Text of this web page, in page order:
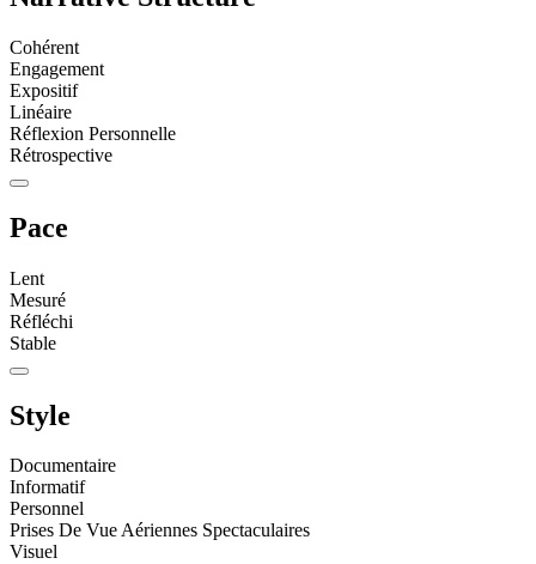
Cohérent
Engagement
Expositif
Linéaire
Réflexion Personnelle
Rétrospective
Pace
Lent
Mesuré
Réfléchi
Stable
Style
Documentaire
Informatif
Personnel
Prises De Vue Aériennes Spectaculaires
Visuel